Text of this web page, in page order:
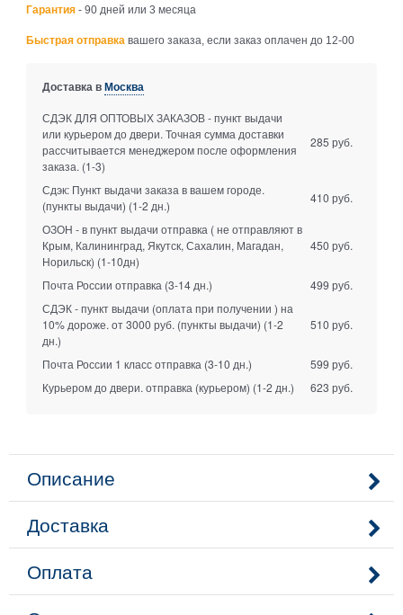
Гарантия - 90 дней или 3 месяца
Быстрая отправка вашего заказа, если заказ оплачен до 12-00
Доставка вМосква
СДЭК ДЛЯ ОПТОВЫХ ЗАКАЗОВ - пункт выдачи
или курьером до двери. Точная сумма доставки
рассчитывается менеджером после оформления
заказа. (1-3)
285 руб.
Сдэк: Пункт выдачи заказа в вашем городе.
(пункты выдачи) (1-2 дн.)
410 руб.
ОЗОН - в пункт выдачи отправка ( не отправляют в
Крым, Калининград, Якутск, Сахалин, Магадан,
Норильск) (1-10дн)
450 руб.
Почта России отправка (3-14 дн.)
499 руб.
СДЭК - пункт выдачи (оплата при получении ) на
10% дороже. от 3000 руб. (пункты выдачи) (1-2
дн.)
510 руб.
Почта России 1 класс отправка (3-10 дн.)
599 руб.
Курьером до двери. отправка (курьером) (1-2 дн.) 623 руб.
Описание
Доставка
Оплата